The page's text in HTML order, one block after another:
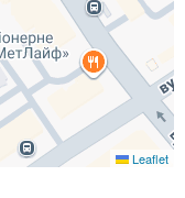
Leaflet